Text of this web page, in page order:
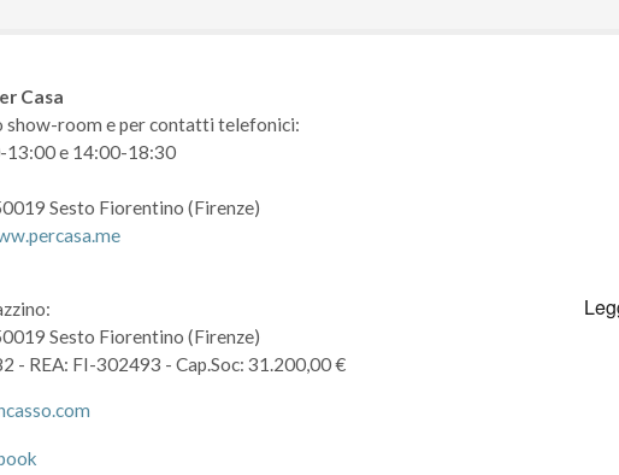
Casa
show-room e per contatti telefonici:
13:00 e 14:00-18:30
Sesto Fiorentino (Firenze)
Sesto Fiorentino (Firenze)
- REA: FI-302493 - Cap.Soc: 31.200,00 €